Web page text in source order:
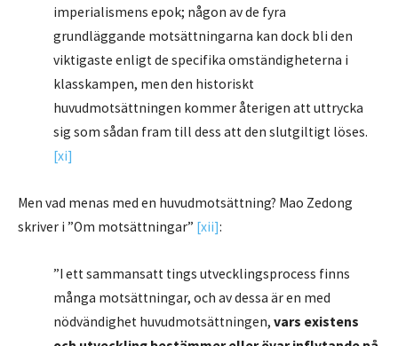
imperialismens epok; någon av de fyra
grundläggande motsättningarna kan dock bli den
viktigaste enligt de specifika omständigheterna i
klasskampen, men den historiskt
huvudmotsättningen kommer återigen att uttrycka
sig som sådan fram till dess att den slutgiltigt löses.
[xi]
Men vad menas med en huvudmotsättning? Mao Zedong
skriver i ”Om motsättningar” [xii]:
”I ett sammansatt tings utvecklingsprocess finns
många motsättningar, och av dessa är en med
nödvändighet huvudmotsättningen, vars existens